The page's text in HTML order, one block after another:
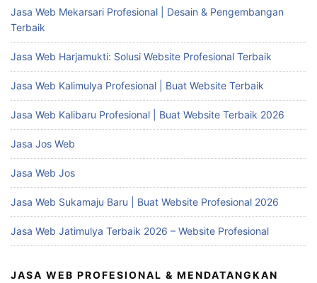
Jasa Web Mekarsari Profesional | Desain & Pengembangan
Terbaik
Jasa Web Harjamukti: Solusi Website Profesional Terbaik
Jasa Web Kalimulya Profesional | Buat Website Terbaik
Jasa Web Kalibaru Profesional | Buat Website Terbaik 2026
Jasa Jos Web
Jasa Web Jos
Jasa Web Sukamaju Baru | Buat Website Profesional 2026
Jasa Web Jatimulya Terbaik 2026 – Website Profesional
JASA WEB PROFESIONAL & MENDATANGKAN